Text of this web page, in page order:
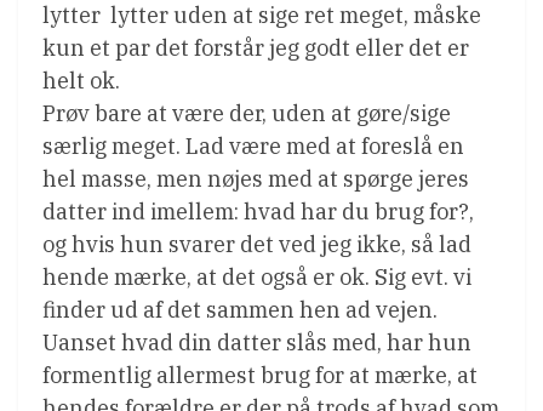
lytter  lytter uden at sige ret meget, måske
kun et par det forstår jeg godt eller det er
helt ok.
Prøv bare at være der, uden at gøre/sige
særlig meget. Lad være med at foreslå en
hel masse, men nøjes med at spørge jeres
datter ind imellem: hvad har du brug for?,
og hvis hun svarer det ved jeg ikke, så lad
hende mærke, at det også er ok. Sig evt. vi
finder ud af det sammen hen ad vejen.
Uanset hvad din datter slås med, har hun
formentlig allermest brug for at mærke, at